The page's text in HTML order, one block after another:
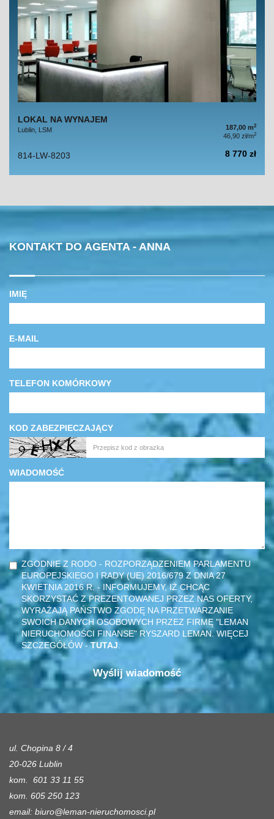
LOKAL NA WYNAJEM
Lublin, LSM 187,00 m2
46,90 zł/m2
814-LW-8203 8 770 zł
KONTAKT DO AGENTA - ANNA
IMIĘ
E-MAIL
TELEFON KOMÓRKOWY
KOD ZABEZPIECZAJĄCY
WIADOMOŚĆ
ZGODNIE Z RODO - ROZPORZĄDZENIEM PARLAMENTU
EUROPEJSKIEGO I RADY (UE) 2016/679 Z DNIA 27
KWIETNIA 2016 R. - INFORMUJEMY, IŻ CHCĄC
SKORZYSTAĆ Z PREZENTOWANEJ PRZEZ NAS OFERTY,
WYRAŻAJĄ PAŃSTWO ZGODĘ NA PRZETWARZANIE
SWOICH DANYCH OSOBOWYCH PRZEZ FIRMĘ "LEMAN
NIERUCHOMOŚCI FINANSE" RYSZARD LEMAN. WIĘCEJ
SZCZEGÓŁÓW -TUTAJ.
ul. Chopina 8 / 4
20-026 Lublin
kom. 601 33 11 55
kom. 605 250 123
email: biuro@leman-nieruchomosci.pl